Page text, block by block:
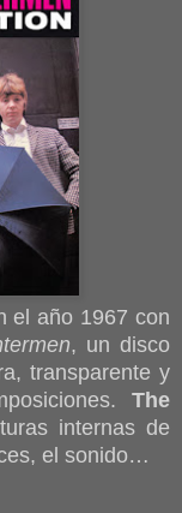
el año 1967 con
, un disco
transparente y
The
internas de
el sonido…